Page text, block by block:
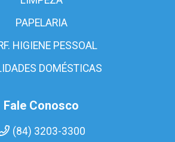
PAPELARIA
HIGIENE PESSOAL
DOMÉSTICAS
Fale Conosco
(84) 3203-3300